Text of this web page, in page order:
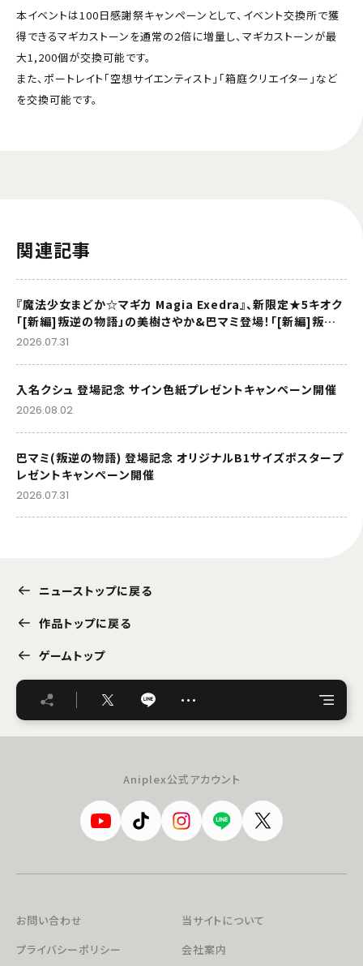
本イベントは100日感謝祭キャンペーンとして、イベント交換所で獲
得できるマギカストーンを通常の2倍に増量し、マギカストーンが最
大1,200個が交換可能です。
また、ポートレイト「空想サイエンティスト」「箱庭クリエイター」など
を交換可能です。
関連記事
『魔法少女まどか☆マギカ Magia Exedra』、新限定★5キオク
「[新編]叛逆の物語」の美樹さやか&巴マミ登場！「[新編]叛逆
の物語」リバイバル上映記念でマギカストーン最大9,000個も
2026.07.31
入名クシュ 登場記念 サイン色紙プレゼントキャンペーン開催
2026.08.02
巴マミ(叛逆の物語) 登場記念 オリジナルB1サイズポスタープ
レゼントキャンペーン開催
2026.07.31
ニューストップに戻る
作品トップに戻る
ゲームトップ
…
Aniplex公式アカウント
お問い合わせ
当サイトについて
プライバシーポリシー
会社案内